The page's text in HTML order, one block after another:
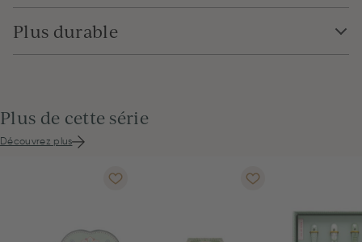
Plus durable
Plus de cette série
Découvrez plus